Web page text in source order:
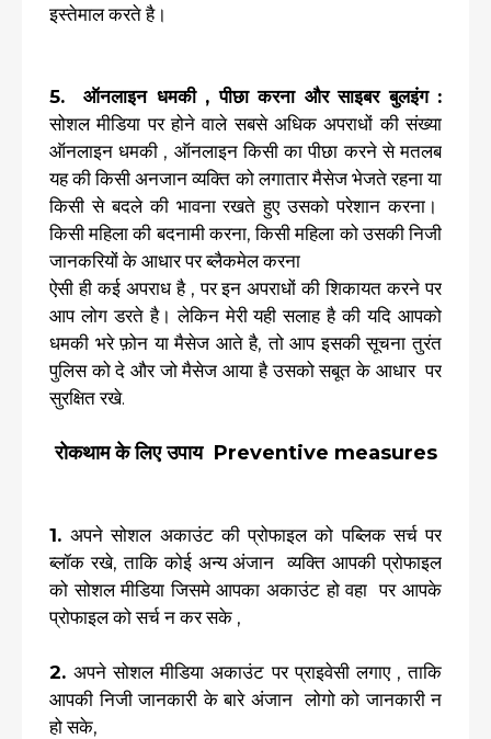
इस्तेमाल करते है।
5. ऑनलाइन धमकी , पीछा करना और साइबर बुलइंग :
सोशल मीडिया पर होने वाले सबसे अधिक अपराधों की संख्या
ऑनलाइन धमकी , ऑनलाइन किसी का पीछा करने से मतलब
यह की किसी अनजान व्यक्ति को लगातार मैसेज भेजते रहना या
किसी से बदले की भावना रखते हुए उसको परेशान करना।
किसी महिला की बदनामी करना, किसी महिला को उसकी निजी
जानकरियों के आधार पर ब्लैकमेल करना
ऐसी ही कई अपराध है , पर इन अपराधों की शिकायत करने पर
आप लोग डरते है। लेकिन मेरी यही सलाह है की यदि आपको
धमकी भरे फ़ोन या मैसेज आते है, तो आप इसकी सूचना तुरंत
पुलिस को दे और जो मैसेज आया है उसको सबूत के आधार पर
सुरक्षित रखे.
रोकथाम के लिए उपाय Preventive measures
1.अपने सोशल अकाउंट की प्रोफाइल को पब्लिक सर्च पर
ब्लॉक रखे, ताकि कोई अन्य अंजान व्यक्ति आपकी प्रोफाइल
को सोशल मीडिया जिसमे आपका अकाउंट हो वहा पर आपके
प्रोफाइल को सर्च न कर सके ,
2.अपने सोशल मीडिया अकाउंट पर प्राइवेसी लगाए , ताकि
आपकी निजी जानकारी के बारे अंजान लोगो को जानकारी न
हो सके,